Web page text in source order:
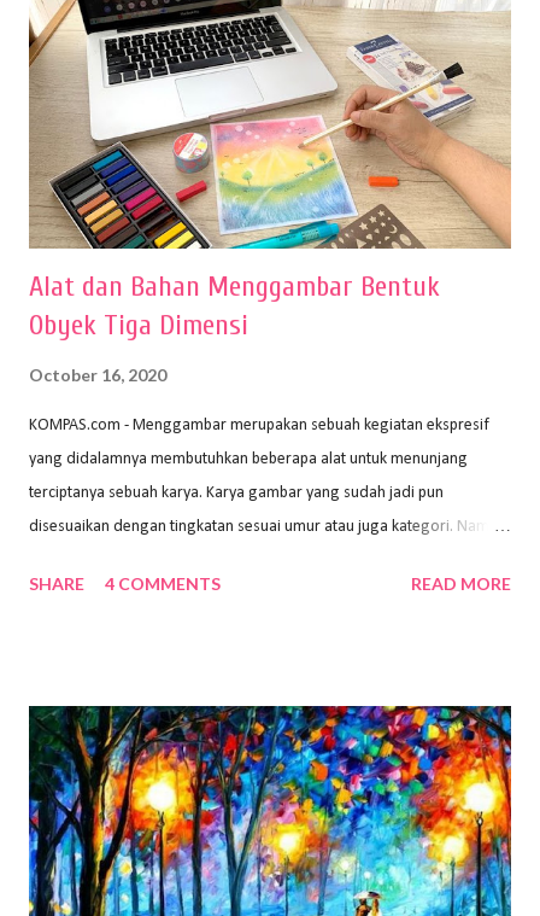
Alat dan Bahan Menggambar Bentuk
Obyek Tiga Dimensi
October 16, 2020
KOMPAS.com - Menggambar merupakan sebuah kegiatan ekspresif
yang didalamnya membutuhkan beberapa alat untuk menunjang
terciptanya sebuah karya. Karya gambar yang sudah jadi pun
disesuaikan dengan tingkatan sesuai umur atau juga kategori. Namun,
sehingga hasilnya bisa dilihat. Peran alat dan bahan sangat
memiliki spesifikasi berbeda sesuai jenisnya. Berikut peralatan
menggambar bentuk: 1. Kertas Gambar Kegiatan menggambar
membutuhkan kertas yang baik agar proses pembuatan gambar lebih
nyaman dan maksimal. Bahan kertas yang baik salah satu syaratnya
adalah tidak mudah sobek, mengingat menggambar merupakan
proses menggores dan menghapus. Kertas adalah bahan yang paling
SHARE 4 COMMENTS READ MORE